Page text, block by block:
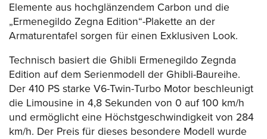
Elemente aus hochglänzendem Carbon und die
„Ermenegildo Zegna Edition“-Plakette an der
Armaturentafel sorgen für einen Exklusiven Look.
Technisch basiert die Ghibli Ermenegildo Zegnda
Edition auf dem Serienmodell der Ghibli-Baureihe.
Der 410 PS starke V6-Twin-Turbo Motor beschleunigt
die Limousine in 4,8 Sekunden von 0 auf 100 km/h
und ermöglicht eine Höchstgeschwindigkeit von 284
km/h. Der Preis für dieses besondere Modell wurde